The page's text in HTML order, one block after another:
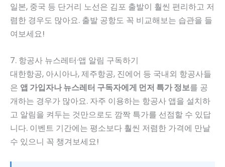
일본, 중국 등 단거리 노선은 김포 출발이 훨씬 편리하고 저
렴한 경우도 많아요. 출발 공항도 꼭 비교해보는 습관을 들
여보세요!
7. 항공사 뉴스레터·앱 알림 구독하기
대한항공, 아시아나, 제주항공, 진에어 등 국내외 항공사들
은 앱 가입자나 뉴스레터 구독자에게 먼저 특가 정보를 공
개하는 경우가 많아요. 자주 이용하는 항공사 앱을 설치하
고 알림을 켜두는 것만으로도 깜짝 특가를 선점할 수 있답
니다. 이벤트 기간에는 평소보다 훨씬 저렴한 가격에 만날
수 있으니 꼭 챙겨보세요!